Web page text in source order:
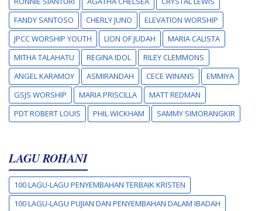
FANDY SANTOSO
CHERLY JUNO
ELEVATION WORSHIP
JPCC WORSHIP YOUTH
LION OF JUDAH
MARIA CALISTA
MITHA TALAHATU
REGINA IDOL
RILEY CLEMMONS
ANGEL KARAMOY
ASMIRANDAH CECE WINANS
EMMIYA
GSJS WORSHIP
MARIA PRISCILLA
MATT REDMAN
PDT ROBERT LOUIS
PHIL WICKHAM SAMMY SIMORANGKIR
LAGU ROHANI
100 LAGU-LAGU PENYEMBAHAN TERBAIK KRISTEN
100 LAGU-LAGU PUJIAN DAN PENYEMBAHAN DALAM IBADAH